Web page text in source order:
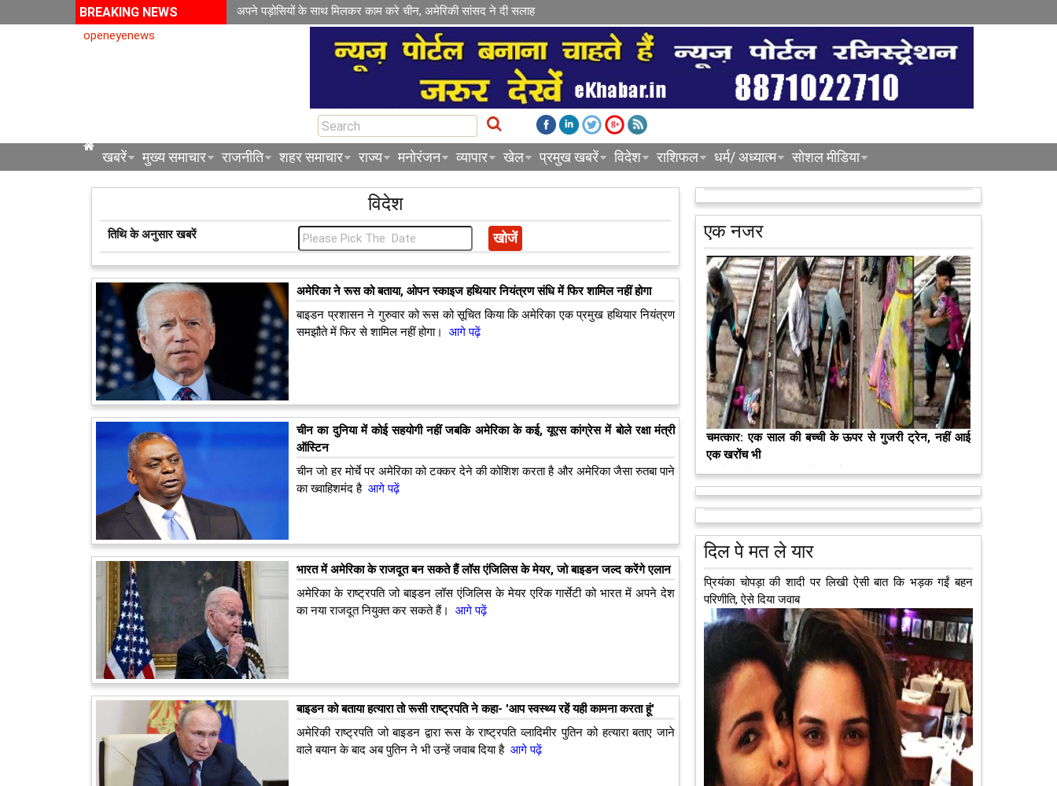
BREAKING NEWS
अपने पड़ोसियों के साथ मिलकर काम करे चीन, अमेरिकी सांसद ने दी सलाह
openeyenews
खबरें मुख्य समाचार राजनीति शहर समाचार राज्य मनोरंजन व्यापार खेल प्रमुख खबरें विदेश राशिफल धर्म/ अध्यात्म सोशल मीडिया
विदेश
तिथि के अनुसार खबरें
अमेरिका ने रूस को बताया, ओपन स्काइज हथियार नियंत्रण संधि में फिर शामिल नहीं होगा
बाइडन प्रशासन ने गुरुवार को रूस को सूचित किया कि अमेरिका एक प्रमुख हथियार नियंत्रण
समझौते में फिर से शामिल नहीं होगा।
आगे पढ़ें
चीन का दुनिया में कोई सहयोगी नहीं जबकि अमेरिका के कई, यूएस कांग्रेस में बोले रक्षा मंत्री
ऑस्टिन
चीन जो हर मोर्चे पर अमेरिका को टक्‍कर देने की कोशिश करता है और अमेरिका जैसा रुतबा पाने
का ख्‍वाहिशमंद हैआगे पढ़ें
भारत में अमेरिका के राजदूत बन सकते हैं लॉस एंजिलिस के मेयर, जो बाइडन जल्द करेंगे एलान
अमेरिका के राष्ट्रपति जो बाइडन लॉस एंजिलिस के मेयर एरिक गार्सेटी को भारत में अपने देश
का नया राजदूत नियुक्त कर सकते हैं।
आगे पढ़ें
बाइडन को बताया हत्‍यारा तो रूसी राष्‍ट्रपति ने कहा- 'आप स्‍वस्‍थ्‍य रहें यही कामना करता हूं'
अमेरिकी राष्‍ट्रपति जो बाइडन द्वारा रूस के राष्‍ट्रपति व्‍लादिमीर पुतिन को हत्‍यारा बताए जाने
वाले बयान के बाद अब पुतिन ने भी उन्‍हें जवाब दिया हैआगे पढ़ें
एक नजर
मरते-मरते भी तीन लोगों को नई जिंदगी दे गई 13 वर्षीय लड़की
कुछ लोग मौत जैसी खौफनाक हकीकत को भी खूबसूरत मोड़ दे
जाते हैं। वह मरने के बाद भी इस धरती पर अपने आप को जीवित
छोड़ ज़ाते हैं। दुनिया को अलविदा कह चुकी 13... आगे पढ़ें
अब एक आइडिया बदलेगा हिमाचल के युवाओं की किस्मत, जानिए
हमीरपुर में अब एक आइडिया युवाओं की किस्मत बदलने जा रहा है।
भारत सरकार के स्टार्टअप मिशन के तहत सबंधित टीम मोबाइल
वैन के जरिए पूरे देश के कोने-कोने मे... आगे पढ़ें
दिल पे मत ले यार
प्रियंका चोपड़ा की शादी पर लिखी ऐसी बात कि भड़क गईं बहन
परिणीति, ऐसे दिया जवाब